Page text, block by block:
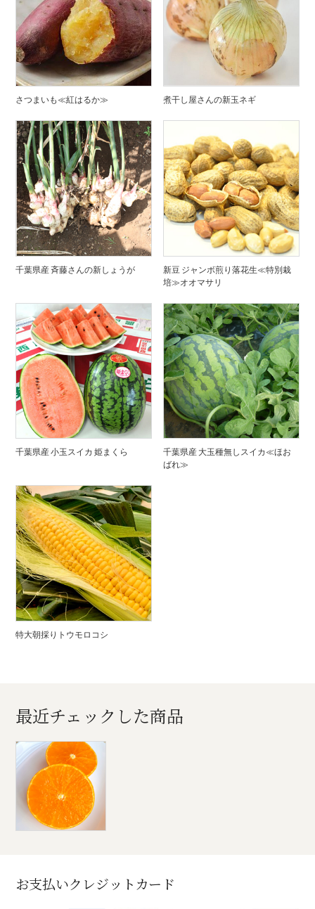
さつまいも≪紅はるか≫ 煮干し屋さんの新玉ネギ
千葉県産 斉藤さんの新しょうが
新豆 ジャンボ煎り落花生≪特別栽
培≫オオマサリ
千葉県産 小玉スイカ 姫まくら
千葉県産 大玉種無しスイカ≪ほお
ばれ≫
特大朝採りトウモロコシ
最近チェックした商品
お支払いクレジットカード